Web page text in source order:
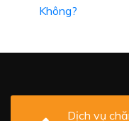
Không?
Dịch vụ